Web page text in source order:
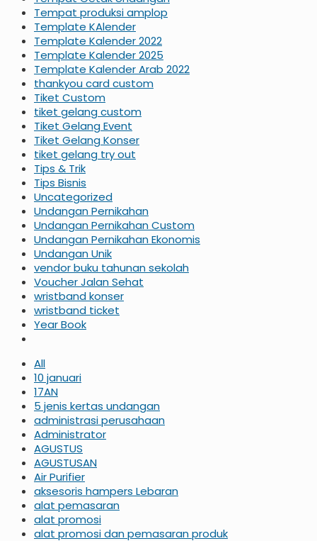
Tempat produksi amplop
Template KAlender
Template Kalender 2022
Template Kalender 2025
Template Kalender Arab 2022
thankyou card custom
Tiket Custom
tiket gelang custom
Tiket Gelang Event
Tiket Gelang Konser
tiket gelang try out
Tips & Trik
Tips Bisnis
Uncategorized
Undangan Pernikahan
Undangan Pernikahan Custom
Undangan Pernikahan Ekonomis
Undangan Unik
vendor buku tahunan sekolah
Voucher Jalan Sehat
wristband konser
wristband ticket
Year Book
All
10 januari
17AN
5 jenis kertas undangan
administrasi perusahaan
Administrator
AGUSTUS
AGUSTUSAN
Air Purifier
aksesoris hampers Lebaran
alat pemasaran
alat promosi
alat promosi dan pemasaran produk